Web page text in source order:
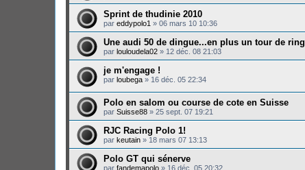
Sprint de thudinie 2010
par eddypolo1 » 06 mars 10 10:36
Une audi 50 de dingue...en plus un tour de ring
par louloudela02 » 12 déc. 08 21:03
je m'engage !
par loubega » 16 déc. 05 22:34
Polo en salom ou course de cote en Suisse
par Suisse88 » 25 sept. 07 19:21
RJC Racing Polo 1!
par keutain » 18 mars 07 13:13
Polo GT qui sénerve
par fandemapolo » 16 déc. 05 20:32